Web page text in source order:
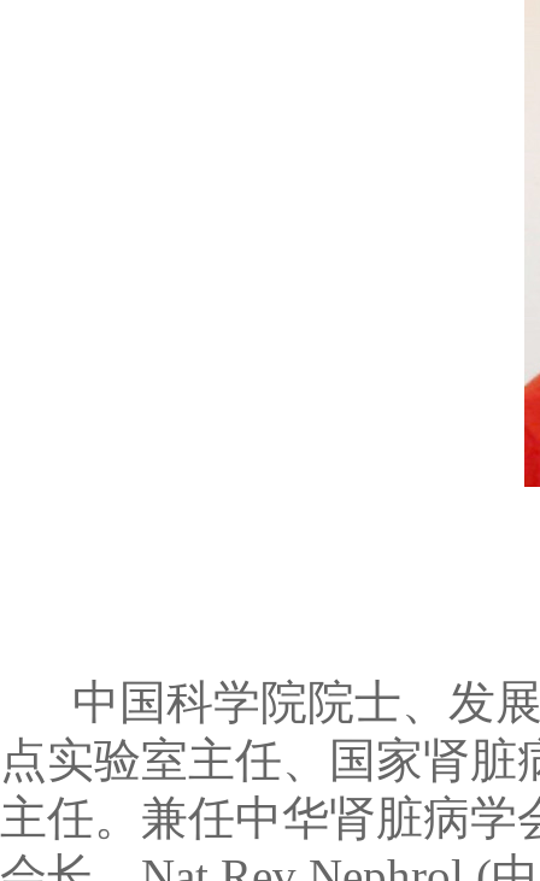
中国科学院院士、发展
点实验室主任、国家肾
主任。兼任中华肾脏病